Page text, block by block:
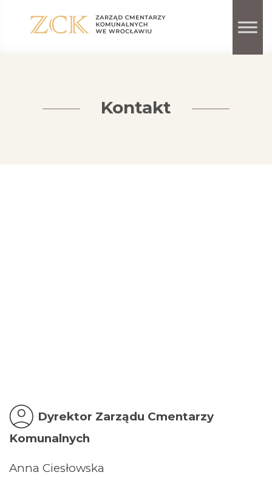
Kontakt
Dyrektor Zarządu Cmentarzy
Komunalnych
Anna Ciesłowska